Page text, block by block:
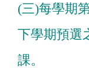
(三)每學期
下學期預選
課。